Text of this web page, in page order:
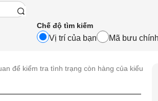
Chế độ tìm kiếm
Vị trí của bạn Mã bưu chính
để kiểm tra tình trạng còn hàng của kiểu